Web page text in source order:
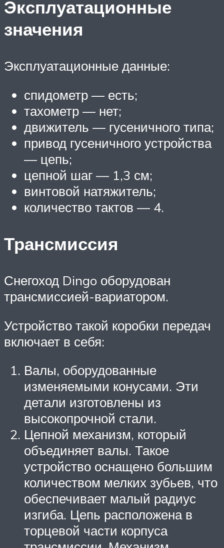
Эксплуатационные
значения
Эксплуатационные данные:
спидометр — есть;
тахометр — нет;
движитель — гусеничного типа;
привод гусеничного устройства
— цепь;
цепной шаг — 1,3 см;
винтовой натяжитель;
количество тактов — 4.
Трансмиссия
Снегоход Dingo оборудован
трансмиссией-вариатором.
Устройство такой коробки передач
включает в себя:
Валы, оборудованные
изменяемыми конусами. Эти
детали изготовлены из
высокопрочной стали.
Цепной механизм, который
объединяет валы. Такое
устройство оснащено большим
количеством мелких зубьев, что
обеспечивает малый радиус
изгиба. Цепь расположена в
торцевой части корпуса